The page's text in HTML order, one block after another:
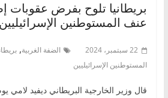
بريطانيا تلوح بفرض عقوبات
عنف المستوطنين
22 سبتمبر، 2024 الضفة الغربية,
المستوطنين الإسرائيليين
قال وزير الخارجية البريطاني ديفيد لامي